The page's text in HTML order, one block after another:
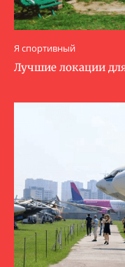
Я спортивный
Лучшие локации